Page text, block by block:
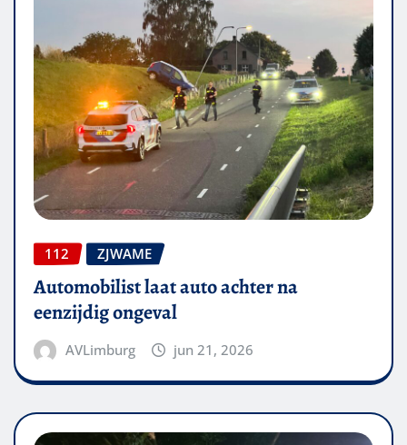
112 ZJWAME
Automobilist laat auto achter na
eenzijdig ongeval
AVLimburg jun 21, 2026